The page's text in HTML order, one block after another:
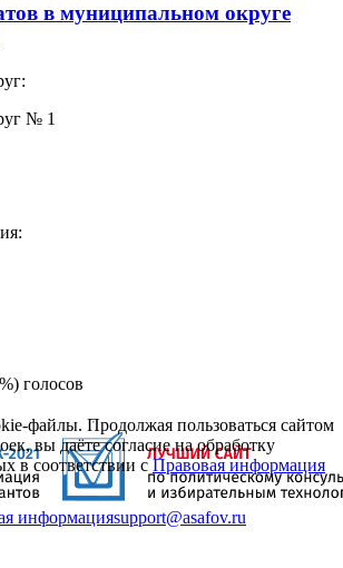
в муниципальном округе
№ 1
голосов
файлы. Продолжая пользоваться сайтом
вы даёте согласие на обработку
в соответствии сПравовая информация
информацияsupport@asafov.ru